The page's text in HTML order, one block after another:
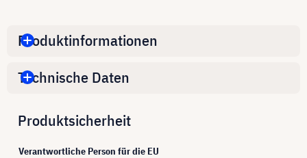
Produktinformationen
Technische Daten
Produktsicherheit
Verantwortliche Person für die EU